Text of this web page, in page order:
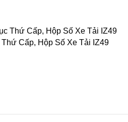
Cấp, Hộp Số Xe Tải IZ49